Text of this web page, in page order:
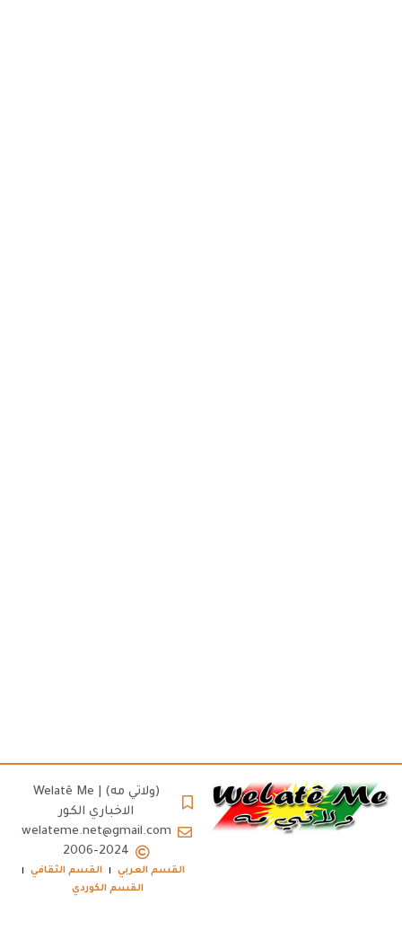
(ولاتي مه) | Welatê Me
الاخباري الكور
welateme.net@gmail.com
2006-2024
القسم العربي
القسم الثقافي
القسم الكوردي